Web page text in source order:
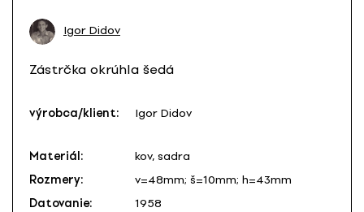
Igor Didov
Zástrčka okrúhla šedá
výrobca/klient: Igor Didov
Materiál:
kov, sadra
Rozmery:
v=48mm; š=10mm; h=43mm
Datovanie:
1958